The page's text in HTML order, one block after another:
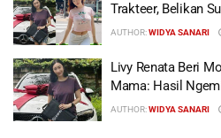
Trakteer, Belikan
AUTHOR:WIDYA SANARI
Livy Renata Beri
Mama: Hasil
AUTHOR:WIDYA SANARI